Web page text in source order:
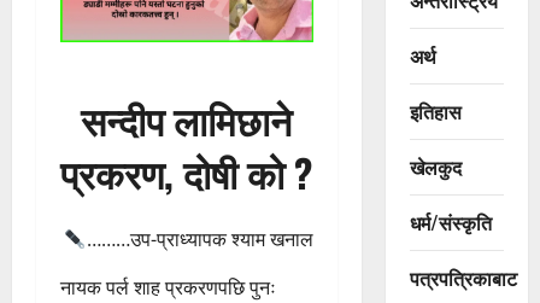
सन्दीप लामिछाने
प्रकरण, दोषी को ?
………उप-प्राध्यापक श्याम खनाल
नायक पर्ल शाह प्रकरणपछि पुनः
अर्थ
इतिहास
खेलकुद
धर्म/संस्कृति
पत्रपत्रिकाबाट